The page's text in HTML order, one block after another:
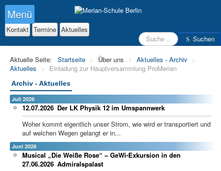
Suchen Suchen
Kontakt Termine Aktuelles
Menü
Aktuelle Seite: Startseite > Über uns > Aktuelles - Archiv >
Aktuelles
> Einladung zur Hauptversammlung ProMerian
Archiv - Aktuelles
Juli 2026
Der LK Physik 12 im Umspannwerk
12.07.2026
Woher kommt eigentlich unser Strom, wie wird er transportiert und
auf welchen Wegen gelangt er in...
Juni 2026
Musical „Die Weiße Rose“ – GeWi-Exkursion in den
Admiralspalast
27.06.2026